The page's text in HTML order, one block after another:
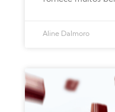
Aline Dalmoro